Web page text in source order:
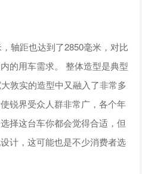
轴距也达到了2850毫米，对比
的用车需求。 整体造型是典型
敦实的造型中又融入了非常多
锐界受众人群非常广，各个年
择这台车你都会觉得合适，但
计，这可能也是不少消费者选